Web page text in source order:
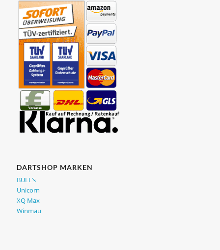
DARTSHOP MARKEN
BULL’s
Unicorn
XQ Max
Winmau